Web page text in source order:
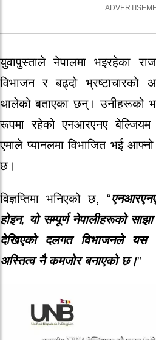
युवापुस्ताले नेपालमा भइरहेका
विभाजन र बढ्दो भ्रष्टाचारको
थालेको बताएका छन्। उनीहरूको
रूपमा रहेको एनआरएनए बेल्जियम
एमाले प्यानलमा विभाजित भई
छ।
विज्ञप्तिमा भनिएको छ, “
होइन, यो सम्पूर्ण नेपालीहरूको
देखिएको दलगत विभाजनले यस
अस्तित्व नै कमजोर बनाएको छ।”